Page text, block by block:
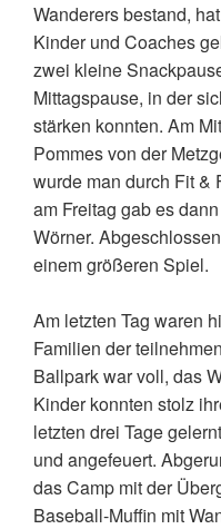
Wanderers bestand,
Kinder und Coaches
zwei kleine
Mittagspause, in der
stärken konnten. Am
Pommes von der
wurde man durch Fit &
am Freitag gab es
Wörner.
einem größeren Spiel.
Am letzten Tag waren
Familien der
Ballpark war voll, das
Kinder konnten stolz
letzten drei Tage
und angefeuert.
das Camp mit der
Baseball-Muffin mit